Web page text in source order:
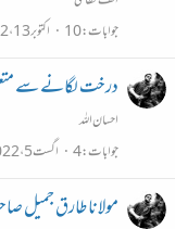
جوابات 10 اکتوبر 13، 2022
درخت لگانے سے
احسان اللہ
جوابات 4 اگست 5، 2022
مولانا طارق جمیل